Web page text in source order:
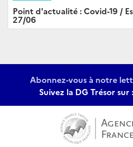
Point d'actualité : Covid-19 /
27/06
Abonnez-vous à notre
Suivez la DG Trésor sur :